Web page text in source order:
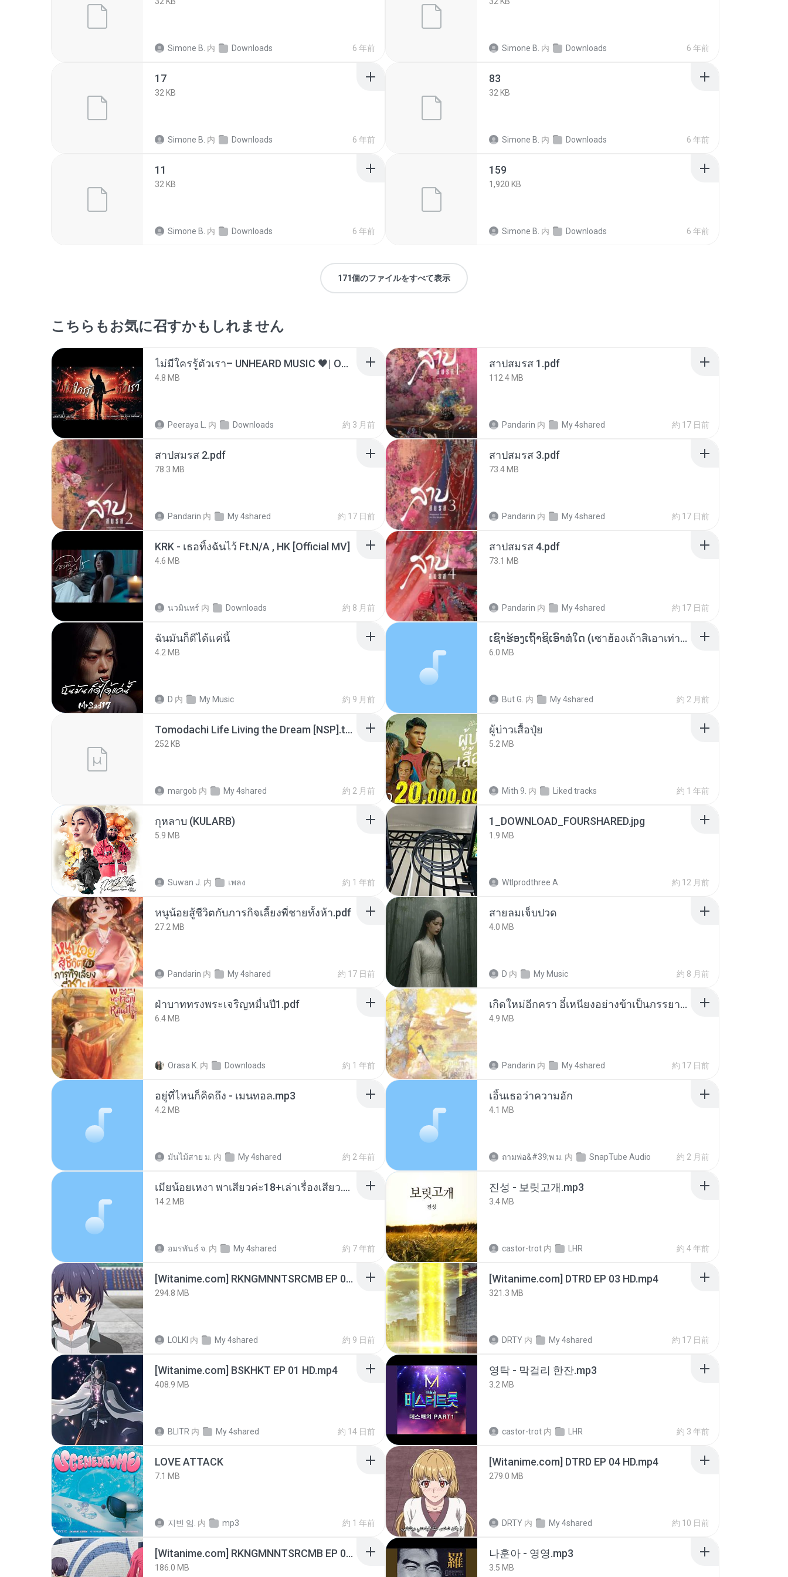
Simone B. 内 Downloads 6 年前 Simone B. 内 Downloads 6 年前
17
32 KB
Simone B. 内 Downloads 6 年前
83
32 KB
Simone B. 内 Downloads 6 年前
11
32 KB
Simone B. 内 Downloads 6 年前
159
1,920 KB
Simone B. 内 Downloads 6 年前
171個のファイルをすべて表示
こちらもお気に召すかもしれません
ไม่มีใครรู้ตัวเรา– UNHEARD MUSIC 🖤| Official Lyric Video | เพลงสู้ชีวิต
4.8 MB
Peeraya L. 内 Downloads 約 3 月前
สาปสมรส 1.pdf
112.4 MB
Pandarin 内 My 4shared 約 17 日前
สาปสมรส 2.pdf
78.3 MB
Pandarin 内 My 4shared 約 17 日前
สาปสมรส 3.pdf
73.4 MB
Pandarin 内 My 4shared 約 17 日前
KRK - เธอทิ้งฉันไว้ Ft.N/A , HK [Official MV]
4.6 MB
นวมินทร์ 内 Downloads 約 8 月前
สาปสมรส 4.pdf
73.1 MB
Pandarin 内 My 4shared 約 17 日前
ฉันมันก็ดีได้แค่นี้
4.2 MB
D 内 My Music 約 9 月前
ເຊົາຮ້ອງເຖົ້າຊິເອົາທໍ່ໃດ (เซาฮ้องเถ้าสิเอาเท่าใด) ບຸນເກີດ ຫນູຫ່ວງ ft. ໂສພາ ຈຸນທະລາ
6.0 MB
But G. 内 My 4shared 約 2 月前
Tomodachi Life Living the Dream [NSP].torrent
252 KB
margob 内 My 4shared 約 2 月前
ผู้บ่าวเสื้อปุ๋ย
5.2 MB
Mith 9. 内 Liked tracks 約 1 年前
กุหลาบ (KULARB)
5.9 MB
Suwan J. 内 เพลง 約 1 年前
1_DOWNLOAD_FOURSHARED.jpg
1.9 MB
Wtlprodthree A. 約 12 月前
หนูน้อยสู้ชีวิตกับภารกิจเลี้ยงพี่ชายทั้งห้า.pdf
27.2 MB
Pandarin 内 My 4shared 約 17 日前
สายลมเจ็บปวด
4.0 MB
D 内 My Music 約 8 月前
ฝ่าบาททรงพระเจริญหมื่นปี1.pdf
6.4 MB
Orasa K. 内 Downloads 約 1 年前
เกิดใหม่อีกครา อี๋เหนียงอย่างข้าเป็นภรรยาขุนนาง 1_ST.pdf
4.9 MB
Pandarin 内 My 4shared 約 17 日前
อยู่ที่ไหนก็คิดถึง - เมนทอล.mp3
4.2 MB
มันไม้สาย ม. 内 My 4shared 約 2 年前
เอิ้นเธอว่าความฮัก
4.1 MB
ถามพ่อ&#39;พ ม. 内 SnapTube Audio 約 2 月前
เมียน้อยเหงา พาเสียวค่ะ18+เล่าเรื่องเสียว.mp3
14.2 MB
อมรพันธ์ จ. 内 My 4shared 約 7 年前
진성 - 보릿고개.mp3
3.4 MB
castor-trot 内 LHR 約 4 年前
[Witanime.com] RKNGMNNTSRCMB EP 06 HD.mp4
294.8 MB
LOLKI 内 My 4shared 約 9 日前
[Witanime.com] DTRD EP 03 HD.mp4
321.3 MB
DRTY 内 My 4shared 約 17 日前
[Witanime.com] BSKHKT EP 01 HD.mp4
408.9 MB
BLITR 内 My 4shared 約 14 日前
영탁 - 막걸리 한잔.mp3
3.2 MB
castor-trot 内 LHR 約 3 年前
LOVE ATTACK
7.1 MB
지빈 임. 内 mp3 約 1 年前
[Witanime.com] DTRD EP 04 HD.mp4
279.0 MB
DRTY 内 My 4shared 約 10 日前
[Witanime.com] RKNGMNNTSRCMB EP 05 HD.mp4
186.0 MB
나훈아 - 영영.mp3
3.5 MB